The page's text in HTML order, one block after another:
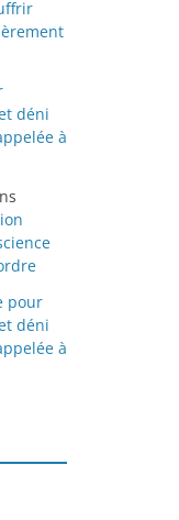
déni
à
pour
déni
à